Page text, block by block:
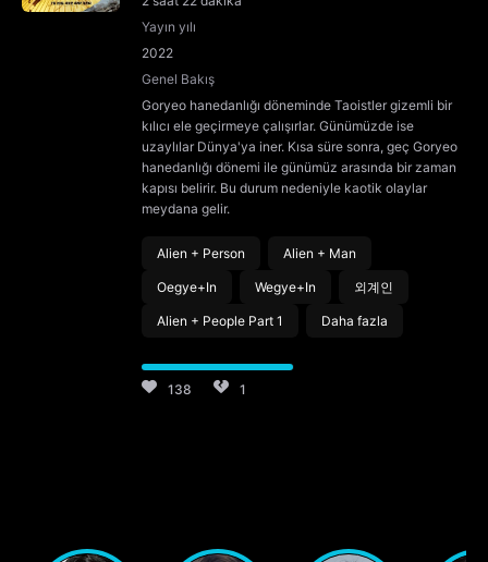
Yayın yılı
2022
Genel Bakış
Goryeo hanedanlığı döneminde Taoistler gizemli bir
kılıcı ele geçirmeye çalışırlar. Günümüzde ise
uzaylılar Dünya'ya iner. Kısa süre sonra, geç Goryeo
hanedanlığı dönemi ile günümüz arasında bir zaman
kapısı belirir. Bu durum nedeniyle kaotik olaylar
meydana gelir.
Alien + Person Alien + Man
Oegye+In Wegye+In 외계인
Alien + People Part 1 Daha fazla
138 1